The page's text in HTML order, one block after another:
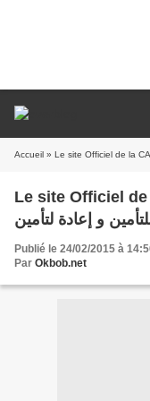
Accueil
Le site Officiel
و إعادة لتأمين
Publié le 24/02/2015 à
Par Okbob.net